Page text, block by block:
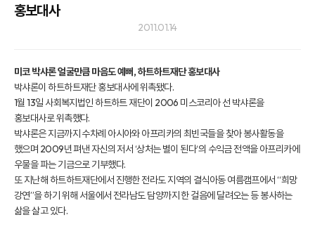
홍보대사
2011.01.14
미코 박샤론 얼굴만큼 마음도 예뻐, 하트하트재단 홍보대사
박샤론이 하트하트재단 홍보대사에 위촉됐다.
1월 13일 사회복지법인 하트하트 재단이 2006 미스코리아 선 박샤론을
홍보대사로 위촉했다.
박샤론은 지금까지 수차례 아시아와 아프리카의 최빈국들을 찾아 봉사활동을
했으며 2009년 펴낸 자신의 저서 ‘상처는 별이 된다‘의 수익금 전액을 아프리카에
우물을 파는 기금으로 기부했다.
또 지난해 하트하트재단에서 진행한 전라도 지역의 결식아동 여름캠프에서 “희망
강연”을 하기 위해 서울에서 전라남도 담양까지 한 걸음에 달려오는 등 봉사하는
삶을 살고 있다.